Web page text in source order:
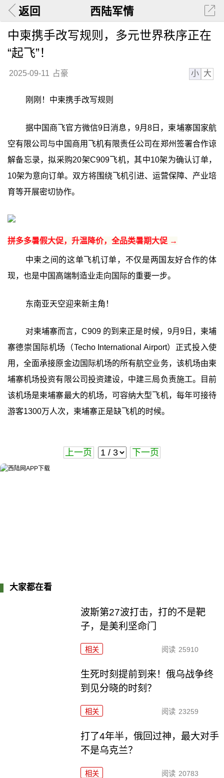
返回 西陆军情
中柬携手改写规则，多元世界秩序正在
“起飞”！
2025-09-11 占豪 小 大
刚刚！中柬携手改写规则
据中国商飞官方微信9日消息，9月8日，柬埔寨国家航
空有限公司与中国商用飞机有限责任公司在郑州签署合作谅
解备忘录，拟采购20架C909飞机，其中10架为确认订单，
10架为意向订单。双方将围绕飞机引进、运营保障、产业培
育等开展密切协作。
拼多多暑假大促，升温降价，全品类暑期大促 →
中柬之间的这单飞机订单，不仅是两国友好合作的体
现，也是中国高端制造业走向国际的重要一步。
东南亚天空迎来新主角！
对柬埔寨而言，C909 的到来正是时候，9月9日，柬埔
寨德崇国际机场（Techo International Airport）正式投入使
用，全面承接原金边国际机场的所有航空业务，该机场由柬
埔寨机场投资有限公司投资建设，中建三局负责施工。目前
该机场是柬埔寨最大的机场，可容纳大型飞机，每年可接待
游客1300万人次，柬埔寨正是缺飞机的时候。
上一页 下一页
大家都在看
波斯第27波打击，打的不是靶
子，是美利坚命门
相关 阅读 25910
生死时刻提前到来！俄乌战争终
到见分晓的时刻？
相关 阅读 23259
打了4年半，俄回过神，最大对手
不是乌克兰？
相关 阅读 20783